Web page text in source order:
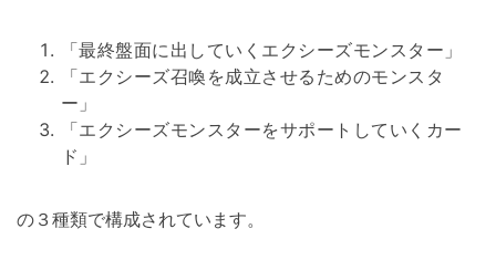
「最終盤面に出していくエクシーズモンスター」
「エクシーズ召喚を成立させるためのモンスタ
ー」
「エクシーズモンスターをサポートしていくカー
ド」
の３種類で構成されています。